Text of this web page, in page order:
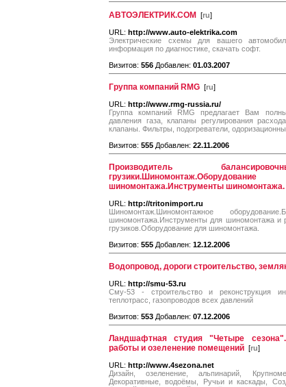
АВТОЭЛЕКТРИК.COM [ru]
URL: http://www.auto-elektrika.com
Электрические схемы для вашего
информация по диагностике, скачать софт.
Визитов: 556 Добавлен: 01.03.2007
Группа компаний RMG [ru]
URL: http://www.rmg-russia.ru/
Группа компаний RMG предлагает Вам
давления газа, клапаны регулирования
клапаны. Фильтры, подогреватели,
Визитов: 555 Добавлен: 22.11.2006
Производитель
шиномонтажа.Инструменты шиномонтажа.
URL: http://tritonimport.ru
Шиномонтаж.Шиномонтажное
шиномонтажа.Инструменты для шиномонтажа и
грузиков.Оборудование для шиномонтажа.
Визитов: 555 Добавлен: 12.12.2006
Водопровод, дороги строительство,
URL: http://smu-53.ru
Сму-53 - строительство и реконструкция
теплотрасс, газопроводов всех давлений
Визитов: 553 Добавлен: 07.12.2006
Ландшафтная студия "Четыре
работы и озеленение помещений [ru]
URL: http://www.4sezona.net
Дизайн, озеленение, альпинарий,
Декоративные, водоёмы, Ручьи и каскады,